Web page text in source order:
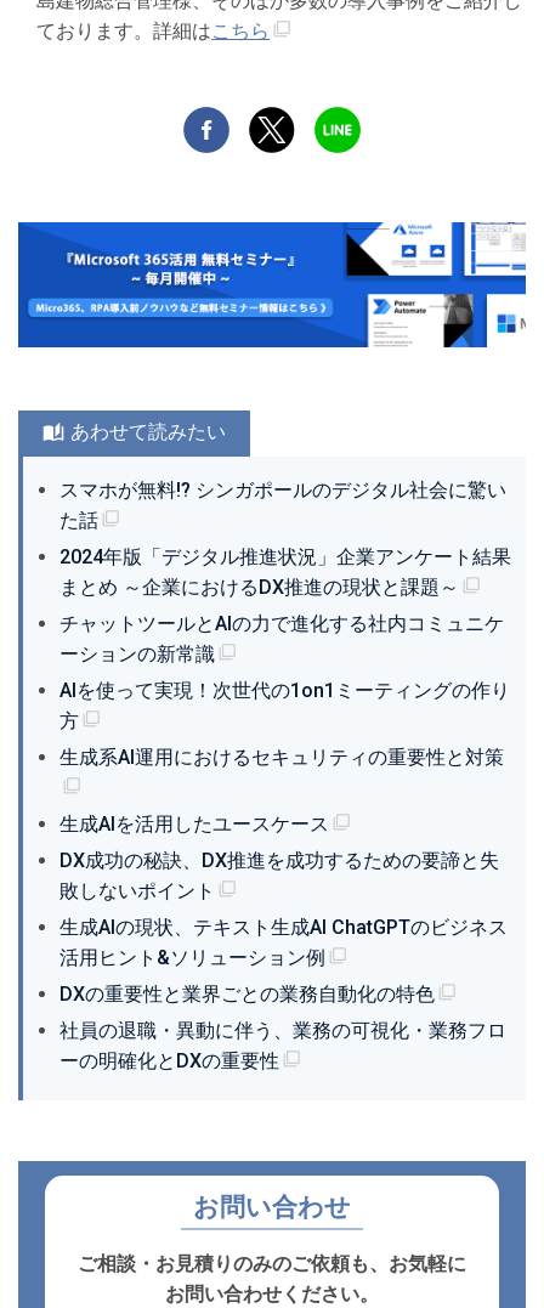
ております。詳細はこちら
あわせて読みたい
スマホが無料!? シンガポールのデジタル社会に驚い
た話
2024年版「デジタル推進状況」企業アンケート結果
まとめ ～企業におけるDX推進の現状と課題～
チャットツールとAIの力で進化する社内コミュニケ
ーションの新常識
AIを使って実現！次世代の1on1ミーティングの作り
方
生成系AI運用におけるセキュリティの重要性と対策
生成AIを活用したユースケース
DX成功の秘訣、DX推進を成功するための要諦と失
敗しないポイント
生成AIの現状、テキスト生成AI ChatGPTのビジネス
活用ヒント&ソリューション例
DXの重要性と業界ごとの業務自動化の特色
社員の退職・異動に伴う、業務の可視化・業務フロ
ーの明確化とDXの重要性
お問い合わせ
ご相談・お見積りのみのご依頼も、お気軽に
お問い合わせください。